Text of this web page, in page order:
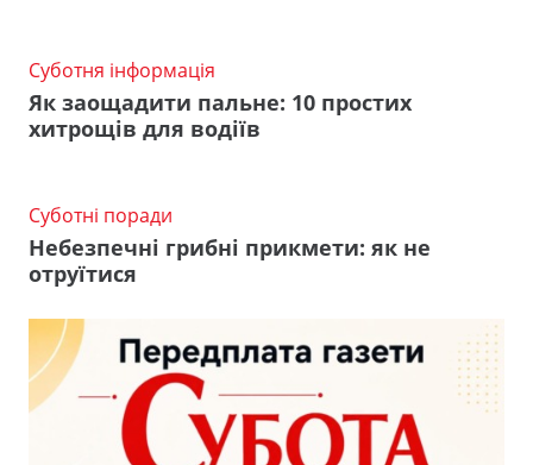
Суботня інформація
Як заощадити пальне: 10 простих
хитрощів для водіїв
Суботні поради
Небезпечні грибні прикмети: як не
отруїтися